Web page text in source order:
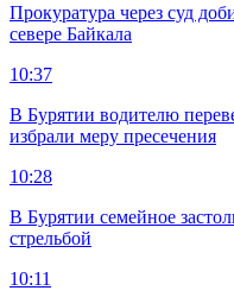
Прокуратура через суд
севере Байкала
10:37
В Бурятии водителю
избрали меру пресечения
10:28
В Бурятии семейное
стрельбой
10:11